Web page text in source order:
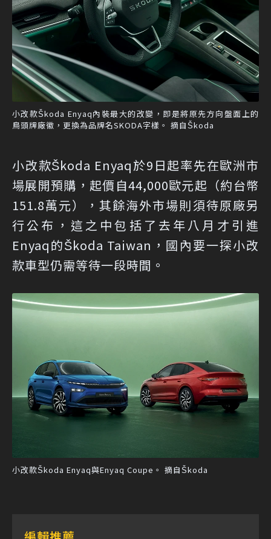
小改款Škoda Enyaq內裝最大的改變，即是將原先方向盤面上的
鳥頭牌廠徽，更換為品牌名SKODA字樣。 摘自Škoda
小改款Škoda Enyaq於9日起率先在歐洲市
場展開預購，起價自44,000歐元起（約台幣
151.8萬元），其餘海外市場則須待原廠另
行公布，這之中包括了去年八月才引進
Enyaq的Škoda Taiwan，國內要一探小改
款車型仍需等待一段時間。
小改款Škoda Enyaq與Enyaq Coupe。 摘自Škoda